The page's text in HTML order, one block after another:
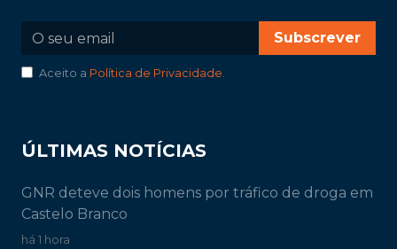
Subscrever
Aceito a Política de Privacidade.
ÚLTIMAS NOTÍCIAS
GNR deteve dois homens por tráfico de droga em
Castelo Branco
há 1 hora